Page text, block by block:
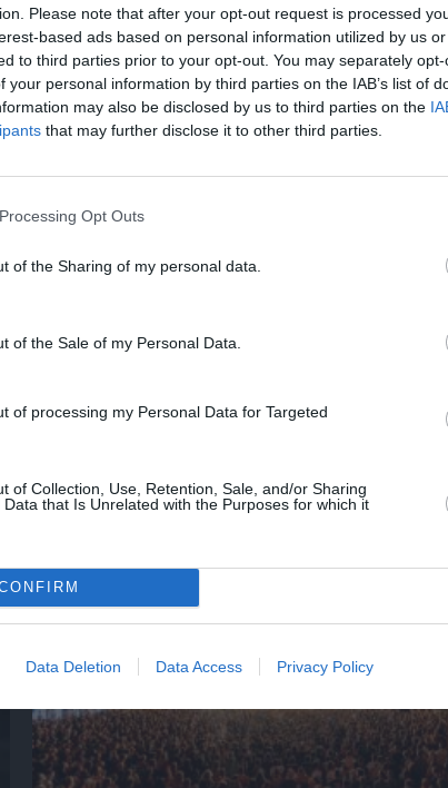
Please note that after your opt-out request is processed
based ads based on personal information utilized by us
to third parties prior to your opt-out. You may separately
your personal information by third parties on the IAB’s list of
may also be disclosed by us to third parties on the
that may further disclose it to other third parties.
Opt Outs
of the Sharing of my personal data.
of the Sale of my Personal Data.
of processing my Personal Data for Targeted
of Collection, Use, Retention, Sale, and/or Sharing
that Is Unrelated with the Purposes for which it
Data Deletion Data Access Privacy Policy
Άρθρα
Δαβαράκης στην Πάρο